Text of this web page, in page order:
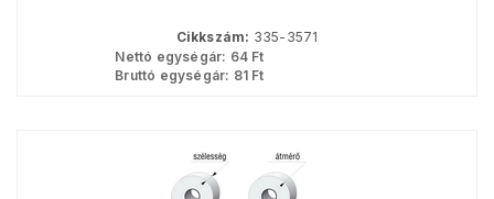
Cikkszám: 335-3571
Nettó egységár: 64Ft
Bruttó egységár: 81 Ft